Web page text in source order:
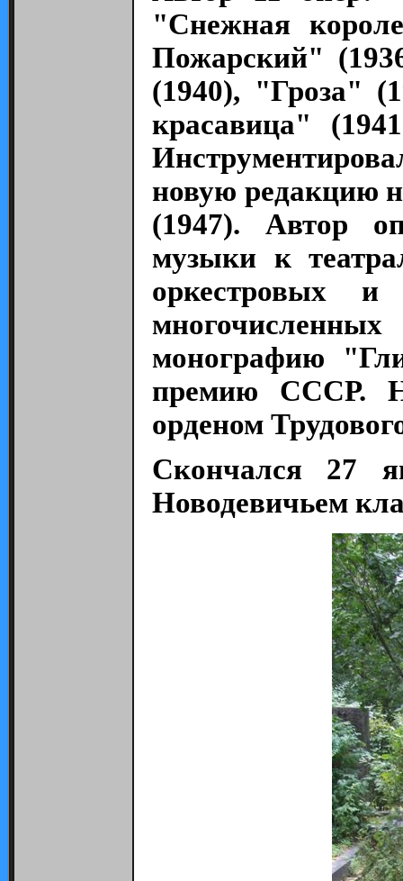
"Снежная
Пожарский"
(1940), "Гроза"
красавица"
новую редакцию
(1947). Автор
музыки к
оркестровых
монографию
премию СССР.
орденом
Скончался 27
Новодевичьем